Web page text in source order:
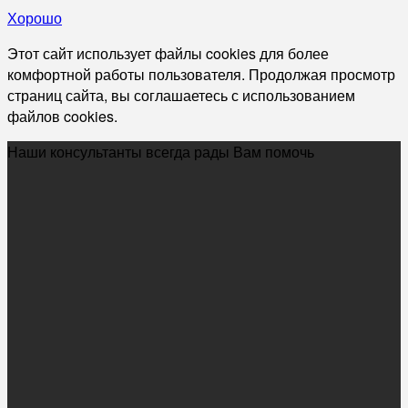
Хорошо
Этот сайт использует файлы cookies для более
комфортной работы пользователя. Продолжая просмотр
страниц сайта, вы соглашаетесь с использованием
файлов cookies.
Наши консультанты всегда рады Вам помочь